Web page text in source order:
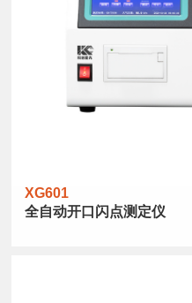
XG601
全自动开口闪点测定仪